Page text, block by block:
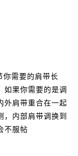
你需要的肩带长
如果你需要的是调
外肩带重合在一起
内部肩带调换到
不服帖